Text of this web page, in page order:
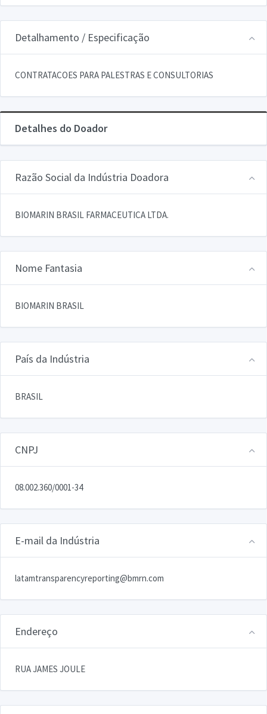
Detalhamento / Especificação
CONTRATACOES PARA PALESTRAS E CONSULTORIAS
Detalhes do Doador
Razão Social da Indústria Doadora
BIOMARIN BRASIL FARMACEUTICA LTDA.
Nome Fantasia
BIOMARIN BRASIL
País da Indústria
BRASIL
CNPJ
08.002.360/0001-34
E-mail da Indústria
latamtransparencyreporting@bmrn.com
Endereço
RUA JAMES JOULE